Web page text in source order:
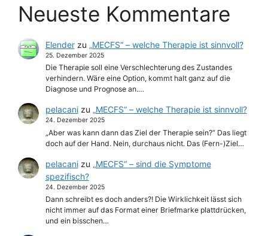
Neueste Kommentare
Elenderzu „MECFS“ – welche Therapie ist sinnvoll?
25. Dezember 2025
Die Therapie soll eine Verschlechterung des Zustandes
verhindern. Wäre eine Option, kommt halt ganz auf die
Diagnose und Prognose an.…
pelacanizu „MECFS“ – welche Therapie ist sinnvoll?
24. Dezember 2025
„Aber was kann dann das Ziel der Therapie sein?“ Das liegt
doch auf der Hand. Nein, durchaus nicht. Das (Fern-)Ziel…
pelacanizu „MECFS“ – sind die Symptome
spezifisch?
24. Dezember 2025
Dann schreibt es doch anders?! Die Wirklichkeit lässt sich
nicht immer auf das Format einer Briefmarke plattdrücken,
und ein bisschen…